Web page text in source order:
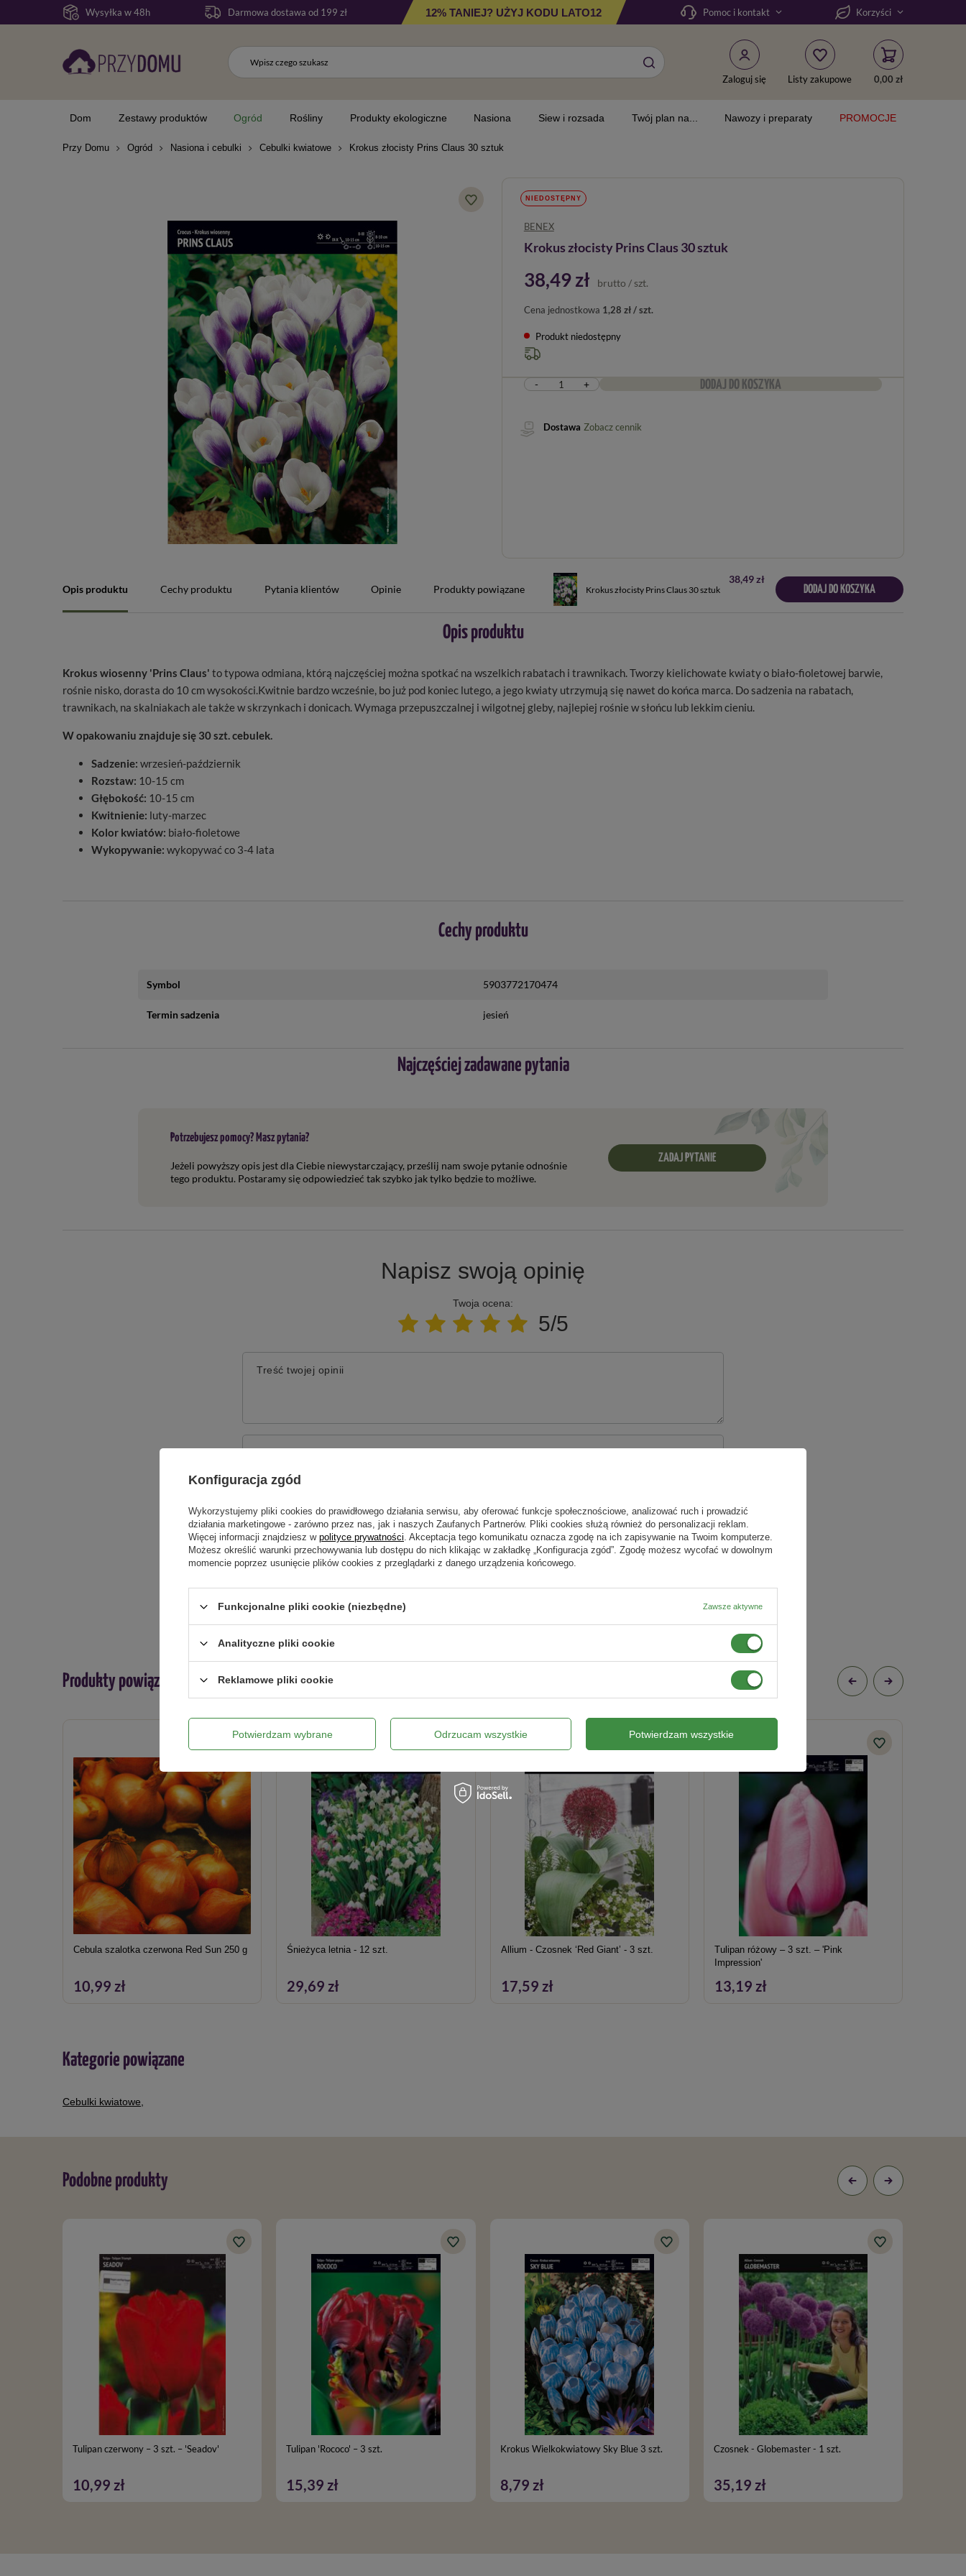
Wysyłka w 48h Darmowa dostawa od 199 zł 12% TANIEJ? UŻYJ KODU LATO12 Pomoc i kontakt Korzyści
Zaloguj się Listy zakupowe 0,00 zł
Dom Zestawy produktów Ogród Rośliny Produkty ekologiczne Nasiona Siew i rozsada Twój plan na... Nawozy i preparaty PROMOCJE
Przy Domu Ogród Nasiona i cebulki Cebulki kwiatowe Krokus złocisty Prins Claus 30 sztuk
NIEDOSTĘPNY
BENEX
Krokus złocisty Prins Claus 30 sztuk
38,49 zł brutto / szt.
Cena jednostkowa 1,28 zł / szt.
Produkt niedostępny
- + DODAJ DO KOSZYKA
Dostawa Zobacz cennik
Opis produktu Cechy produktu Pytania klientów Opinie Produkty powiązane Krokus złocisty Prins Claus 30 sztuk
38,49 zł
DODAJ DO KOSZYKA
Opis produktu
Krokus wiosenny 'Prins Claus' to typowa odmiana, którą najczęściej można spotkać na wszelkich rabatach i trawnikach. Tworzy kielichowate kwiaty o biało-fioletowej barwie,
rośnie nisko, dorasta do 10 cm wysokości.Kwitnie bardzo wcześnie, bo już pod koniec lutego, a jego kwiaty utrzymują się nawet do końca marca. Do sadzenia na rabatach,
trawnikach, na skalniakach ale także w skrzynkach i donicach. Wymaga przepuszczalnej i wilgotnej gleby, najlepiej rośnie w słońcu lub lekkim cieniu.
W opakowaniu znajduje się 30 szt. cebulek.
Sadzenie: wrzesień-październik
Rozstaw: 10-15 cm
Głębokość: 10-15 cm
Kwitnienie: luty-marzec
Kolor kwiatów: biało-fioletowe
Wykopywanie: wykopywać co 3-4 lata
Cechy produktu
Symbol 5903772170474
Termin sadzenia jesień
Najczęściej zadawane pytania
Potrzebujesz pomocy? Masz pytania?
Jeżeli powyższy opis jest dla Ciebie niewystarczający, prześlij nam swoje pytanie odnośnie
tego produktu. Postaramy się odpowiedzieć tak szybko jak tylko będzie to możliwe.
ZADAJ PYTANIE
Napisz swoją opinię
Twoja ocena:
5/5
Treść twojej opinii
Twoje imię
Twój email
Produkty powiązane
Cebula szalotka czerwona Red Sun 250 g
10,99 zł
Śnieżyca letnia - 12 szt.
29,69 zł
Allium - Czosnek ‘Red Giant’ - 3 szt.
17,59 zł
Tulipan różowy – 3 szt. – 'Pink
Impression'
13,19 zł
Kategorie powiązane
Cebulki kwiatowe
Podobne produkty
Tulipan czerwony – 3 szt. – 'Seadov'
10,99 zł
Tulipan 'Rococo' – 3 szt.
15,39 zł
Krokus Wielkokwiatowy Sky Blue 3 szt.
8,79 zł
Czosnek - Globemaster - 1 szt.
35,19 zł
Konfiguracja zgód
Wykorzystujemy pliki cookies do prawidłowego działania serwisu, aby oferować funkcje społecznościowe, analizować ruch i prowadzić
działania marketingowe - zarówno przez nas, jak i naszych Zaufanych Partnerów. Pliki cookies służą również do personalizacji reklam.
Więcej informacji znajdziesz w polityce prywatności. Akceptacja tego komunikatu oznacza zgodę na ich zapisywanie na Twoim komputerze.
Możesz określić warunki przechowywania lub dostępu do nich klikając w zakładkę „Konfiguracja zgód”. Zgodę możesz wycofać w dowolnym
momencie poprzez usunięcie plików cookies z przeglądarki z danego urządzenia końcowego.
Funkcjonalne pliki cookie (niezbędne) Zawsze aktywne
Analityczne pliki cookie
Reklamowe pliki cookie
Potwierdzam wybrane Odrzucam wszystkie Potwierdzam wszystkie